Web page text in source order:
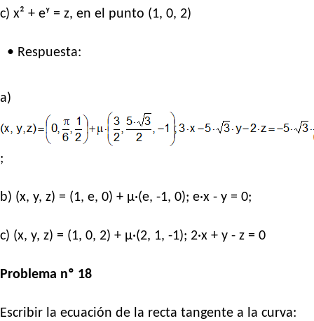
c) x² + eʸ = z, en el punto (1, 0, 2)
• Respuesta:
a)
;
b) (x, y, z) = (1, e, 0) + μ·(e, -1, 0); e·x - y = 0;
c) (x, y, z) = (1, 0, 2) + μ·(2, 1, -1); 2·x + y - z = 0
Problema nº 18
Escribir la ecuación de la recta tangente a la curva: